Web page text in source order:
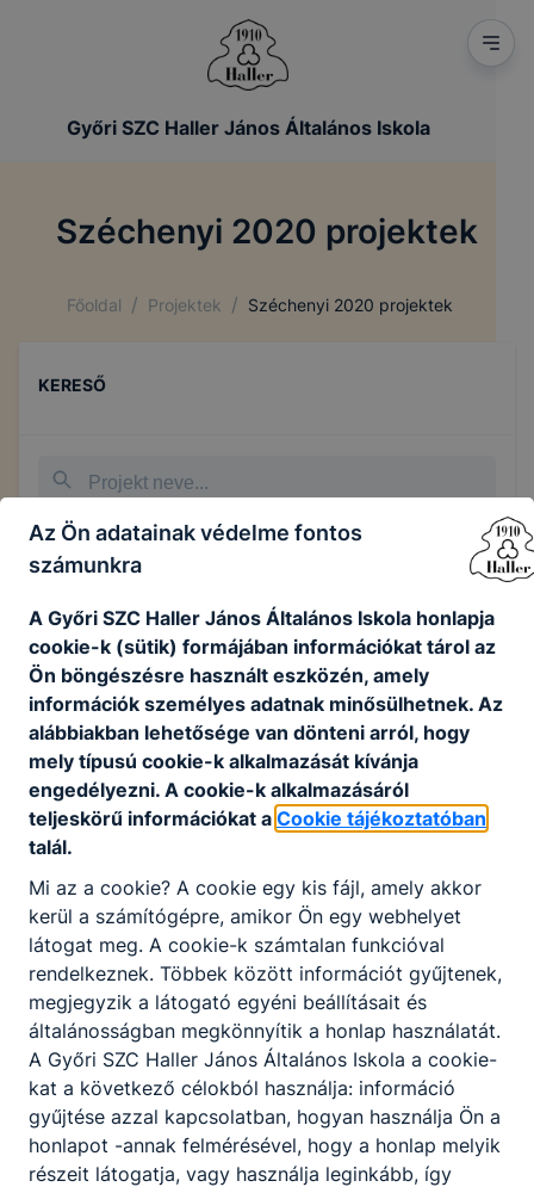
Győri SZC Haller János Általános Iskola
Széchenyi 2020 projektek
Főoldal / Projektek / Széchenyi 2020 projektek
KERESŐ
Széchenyi 2020 projektek
További projektjeink
Nincs találat
Partnereink
Az Ön adatainak védelme fontos
számunkra
A Győri SZC Haller János Általános Iskola honlapja
cookie-k (sütik) formájában információkat tárol az
Ön böngészésre használt eszközén, amely
információk személyes adatnak minősülhetnek. Az
alábbiakban lehetősége van dönteni arról, hogy
mely típusú cookie-k alkalmazását kívánja
engedélyezni. A cookie-k alkalmazásáról
teljeskörű információkat a Cookie tájékoztatóban
talál.
Mi az a cookie? A cookie egy kis fájl, amely akkor
kerül a számítógépre, amikor Ön egy webhelyet
látogat meg. A cookie-k számtalan funkcióval
rendelkeznek. Többek között információt gyűjtenek,
megjegyzik a látogató egyéni beállításait és
általánosságban megkönnyítik a honlap használatát.
A Győri SZC Haller János Általános Iskola a cookie-
kat a következő célokból használja: információ
gyűjtése azzal kapcsolatban, hogyan használja Ön a
honlapot -annak felmérésével, hogy a honlap melyik
részeit látogatja, vagy használja leginkább, így